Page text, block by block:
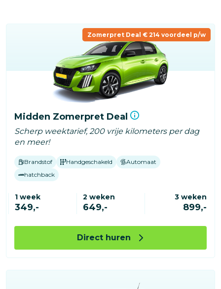
Zomerpret Deal € 214 voordeel p/w
Midden Zomerpret Deal
Scherp weektarief, 200 vrije kilometers per dag
en meer!
Brandstof Handgeschakeld
Automaat
hatchback
1 week
349,-
2 weken
649,-
3 weken
899,-
Direct huren